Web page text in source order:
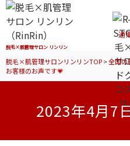
脱毛×肌管理サロン リンリン
通
脱毛×肌管理サロンリンリンTOP>全国
お客様のお声です💗
2023年4月7